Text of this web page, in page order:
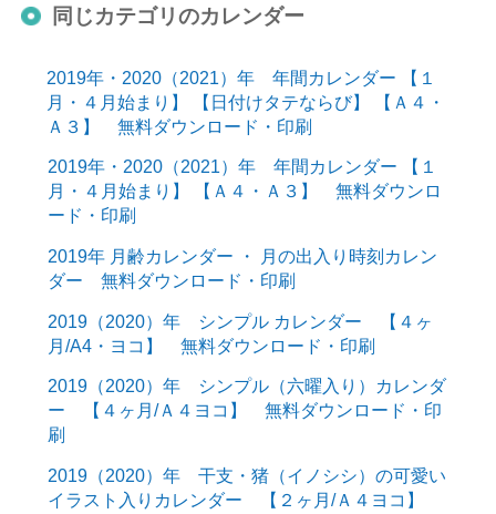
同じカテゴリのカレンダー
2019年・2020（2021）年 年間カレンダー 【１
月・４月始まり】 【日付けタテならび】 【Ａ４・
Ａ３】 無料ダウンロード・印刷
2019年・2020（2021）年 年間カレンダー 【１
月・４月始まり】 【Ａ４・Ａ３】 無料ダウンロ
ード・印刷
2019年 月齢カレンダー ・ 月の出入り時刻カレン
ダー 無料ダウンロード・印刷
2019（2020）年 シンプル カレンダー 【４ヶ
月/A4・ヨコ】 無料ダウンロード・印刷
2019（2020）年 シンプル（六曜入り）カレンダ
ー 【４ヶ月/Ａ４ヨコ】 無料ダウンロード・印
刷
2019（2020）年 干支・猪（イノシシ）の可愛い
イラスト入りカレンダー 【２ヶ月/Ａ４ヨコ】